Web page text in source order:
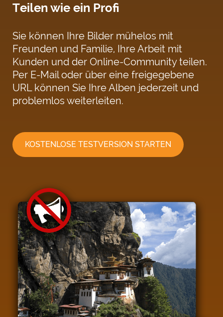
Teilen wie ein Profi
Sie können Ihre Bilder mühelos mit
Freunden und Familie, Ihre Arbeit mit
Kunden und der Online-Community teilen.
Per E-Mail oder über eine freigegebene
URL können Sie Ihre Alben jederzeit und
problemlos weiterleiten.
KOSTENLOSE TESTVERSION STARTEN